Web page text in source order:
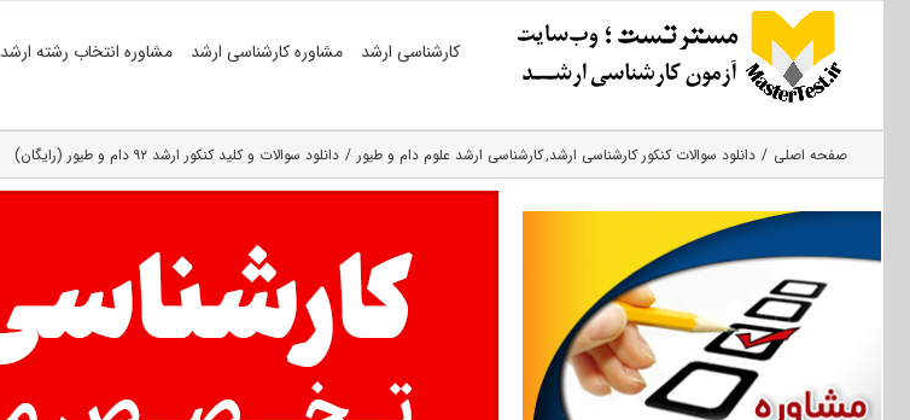
کارشناسی ارشد مشاوره کارشناسی ارشد مشاوره انتخاب رشته ارشد
صفحه اصلی دانلود سوالات کنکور کارشناسی ارشد کارشناسی ارشد علوم دام و طیور دانلود سوالات و کلید کنکور ارشد ۹۲ دام و طیور (رایگان)